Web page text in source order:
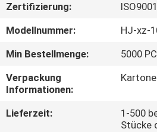
FABRIK-
AUSFLUG
TRETEN
Zertifizierung:
ISO9001
Modellnummer:
HJ-xz-
Min Bestellmenge:
5000 PC
Verpackung
Informationen:
Kartone
Lieferzeit:
1-500
Stücke